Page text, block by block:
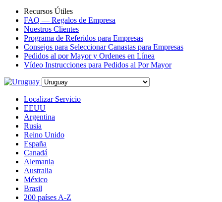
Recursos Útiles
FAQ — Regalos de Empresa
Nuestros Clientes
Programa de Referidos para Empresas
Consejos para Seleccionar Canastas para Empresas
Pedidos al por Mayor y Ordenes en Línea
Vídeo Instrucciones para Pedidos al Por Mayor
Localizar Servicio
EEUU
Argentina
Rusia
Reino Unido
España
Canadá
Alemania
Australia
México
Brasil
200 países A-Z